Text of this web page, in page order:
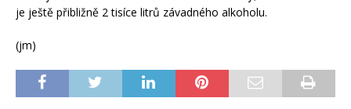
je ještě přibližně 2 tisíce litrů závadného alkoholu.
(jm)